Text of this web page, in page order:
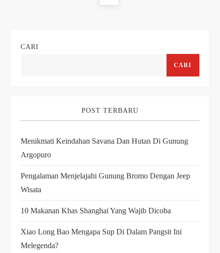
CARI
CARI
POST TERBARU
Menikmati Keindahan Savana Dan Hutan Di Gunung
Argopuro
Pengalaman Menjelajahi Gunung Bromo Dengan Jeep
Wisata
10 Makanan Khas Shanghai Yang Wajib Dicoba
Xiao Long Bao Mengapa Sup Di Dalam Pangsit Ini
Melegenda?